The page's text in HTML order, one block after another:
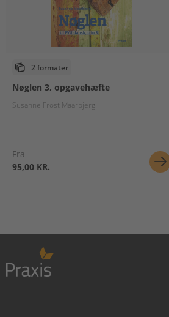
2 formater
Nøglen 3, opgavehæfte
Susanne Frost Maarbjerg
Fra
95,00 KR.